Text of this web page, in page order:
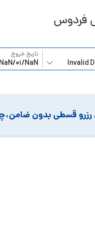
فردوس
تاریخ خروج
رزرو قسطی بدون